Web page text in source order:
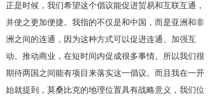
正是时候，我们希望这个倡议能促进贸易和互联互通，
并使之更加便捷。我指的不仅是和中国，而是亚洲和非
洲之间的连通，因为这种方式可以促进连通、加强互
动、推动商业，在短时间内促成很多事情。所以我们很
期待两国之间能有项目来落实这一倡议。而且我在一开
始就提到，莫桑比克的地理位置具有战略意义，我们位